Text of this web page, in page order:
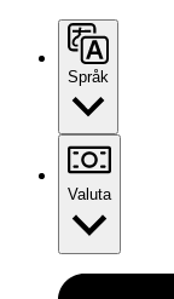
Språk
Valuta